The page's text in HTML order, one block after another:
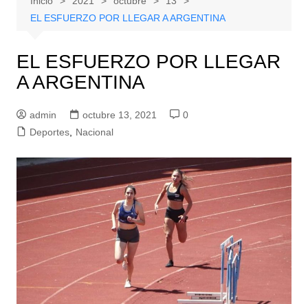
EL ESFUERZO POR LLEGAR A ARGENTINA
EL ESFUERZO POR LLEGAR
A ARGENTINA
admin octubre 13, 2021
0
Deportes, Nacional